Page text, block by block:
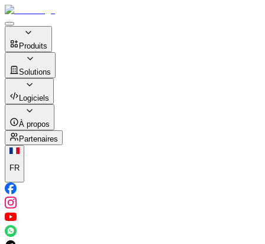
Produits
Solutions
Logiciels
À propos
Partenaires
FR